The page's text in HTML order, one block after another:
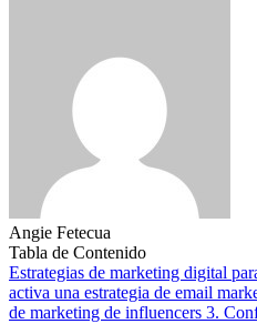
Angie Fetecua
Tabla de Contenido
Estrategias de marketing digital
activa una estrategia de email
de marketing de influencers 3.